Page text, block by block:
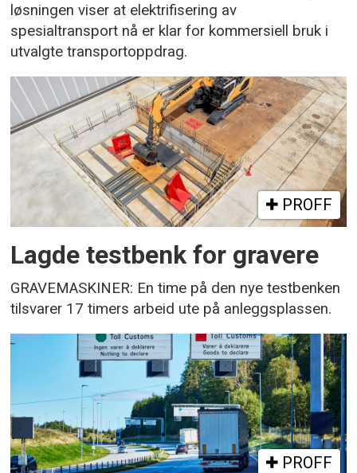
løsningen viser at elektrifisering av
spesialtransport nå er klar for kommersiell bruk i
utvalgte transportoppdrag.
PROFF
Lagde testbenk for gravere
GRAVEMASKINER: En time på den nye testbenken
tilsvarer 17 timers arbeid ute på anleggsplassen.
PROFF